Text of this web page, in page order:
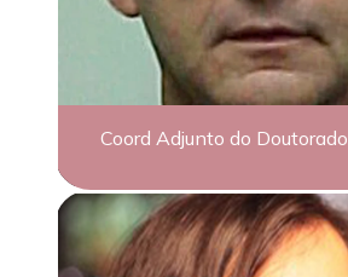
Coord Adjunto do Doutorado